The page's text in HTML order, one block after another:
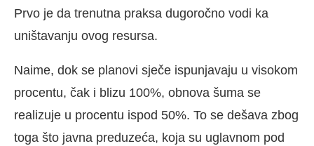
Prvo je da trenutna praksa dugoročno vodi ka
uništavanju ovog resursa.
Naime, dok se planovi sječe ispunjavaju u visokom
procentu, čak i blizu 100%, obnova šuma se
realizuje u procentu ispod 50%. To se dešava zbog
toga što javna preduzeća, koja su uglavnom pod